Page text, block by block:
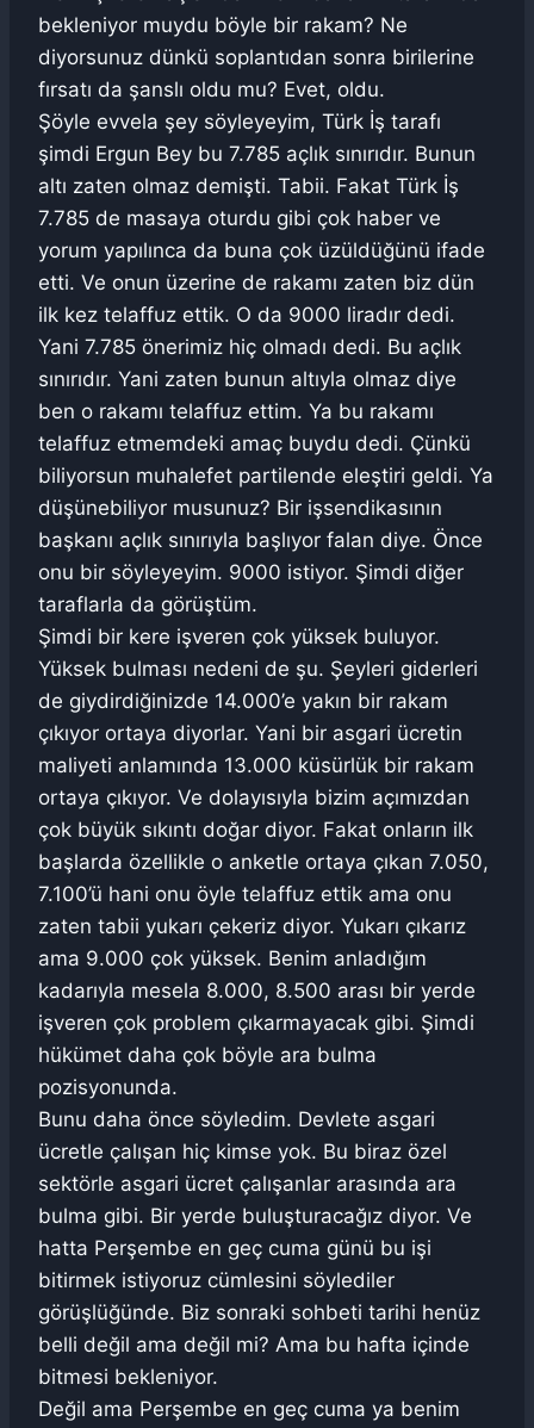
bekleniyor muydu böyle bir rakam? Ne
diyorsunuz dünkü soplantıdan sonra birilerine
fırsatı da şanslı oldu mu? Evet, oldu.
Şöyle evvela şey söyleyeyim, Türk İş tarafı
şimdi Ergun Bey bu 7.785 açlık sınırıdır. Bunun
altı zaten olmaz demişti. Tabii. Fakat Türk İş
7.785 de masaya oturdu gibi çok haber ve
yorum yapılınca da buna çok üzüldüğünü ifade
etti. Ve onun üzerine de rakamı zaten biz dün
ilk kez telaffuz ettik. O da 9000 liradır dedi.
Yani 7.785 önerimiz hiç olmadı dedi. Bu açlık
sınırıdır. Yani zaten bunun altıyla olmaz diye
ben o rakamı telaffuz ettim. Ya bu rakamı
telaffuz etmemdeki amaç buydu dedi. Çünkü
biliyorsun muhalefet partilende eleştiri geldi. Ya
düşünebiliyor musunuz? Bir işsendikasının
başkanı açlık sınırıyla başlıyor falan diye. Önce
onu bir söyleyeyim. 9000 istiyor. Şimdi diğer
taraflarla da görüştüm.
Şimdi bir kere işveren çok yüksek buluyor.
Yüksek bulması nedeni de şu. Şeyleri giderleri
de giydirdiğinizde 14.000’e yakın bir rakam
çıkıyor ortaya diyorlar. Yani bir asgari ücretin
maliyeti anlamında 13.000 küsürlük bir rakam
ortaya çıkıyor. Ve dolayısıyla bizim açımızdan
çok büyük sıkıntı doğar diyor. Fakat onların ilk
başlarda özellikle o anketle ortaya çıkan 7.050,
7.100’ü hani onu öyle telaffuz ettik ama onu
zaten tabii yukarı çekeriz diyor. Yukarı çıkarız
ama 9.000 çok yüksek. Benim anladığım
kadarıyla mesela 8.000, 8.500 arası bir yerde
işveren çok problem çıkarmayacak gibi. Şimdi
hükümet daha çok böyle ara bulma
pozisyonunda.
Bunu daha önce söyledim. Devlete asgari
ücretle çalışan hiç kimse yok. Bu biraz özel
sektörle asgari ücret çalışanlar arasında ara
bulma gibi. Bir yerde buluşturacağız diyor. Ve
hatta Perşembe en geç cuma günü bu işi
bitirmek istiyoruz cümlesini söylediler
görüşlüğünde. Biz sonraki sohbeti tarihi henüz
belli değil ama değil mi? Ama bu hafta içinde
bitmesi bekleniyor.
Değil ama Perşembe en geç cuma ya benim